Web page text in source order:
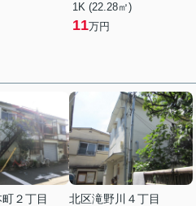
1K (22.28㎡)
11万円
２丁目
北区滝野川４丁目